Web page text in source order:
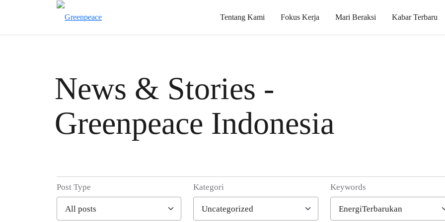
Tentang Kami Fokus Kerja Mari Beraksi Kabar Terbaru
News & Stories -
Greenpeace Indonesia
Post Type Kategori Keywords